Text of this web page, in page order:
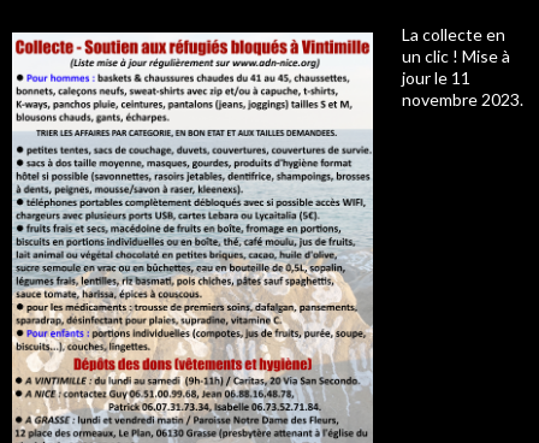
La collecte en
un clic ! Mise à
jour le 11
novembre 2023.